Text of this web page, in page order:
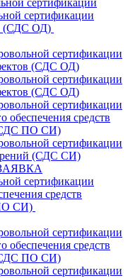
сертификации
сертификации
(СДС ОД)
сертификации
(СДС ОД)
сертификации
(СДС ОД)
сертификации
обеспечения средств
ПО СИ)
сертификации
(СДС СИ)
сертификации
средств
СИ)
сертификации
обеспечения средств
ПО СИ)
сертификации